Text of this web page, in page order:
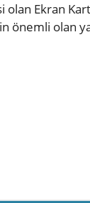
Ekran
önemli olan